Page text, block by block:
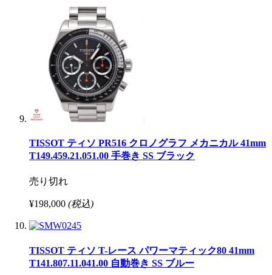
TISSOT ティソ PR516 クロノグラフ メカニカル 41mm
T149.459.21.051.00 手巻き SS ブラック
売り切れ
¥198,000 (税込)
TISSOT ティソ T-レース パワーマティック80 41mm
T141.807.11.041.00 自動巻き SS ブルー